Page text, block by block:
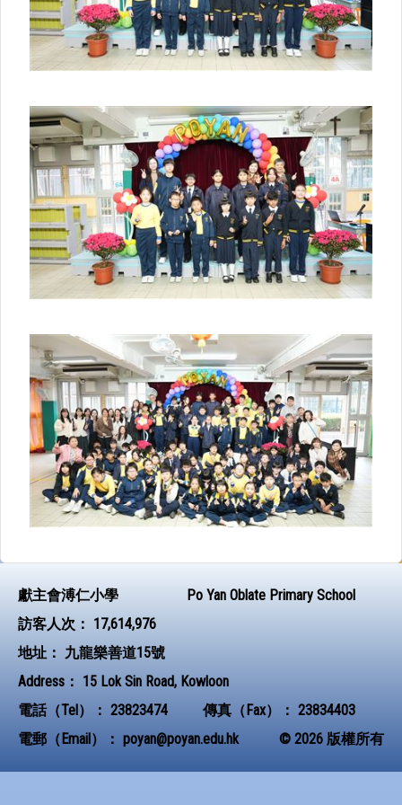
獻主會溥仁小學
Po Yan Oblate Primary School
訪客人次： 17,614,976
地址： 九龍樂善道15號
Address： 15 Lok Sin Road, Kowloon
電話（Tel）： 23823474 傳真（Fax）： 23834403
電郵（Email）： poyan@poyan.edu.hk © 2026 版權所有